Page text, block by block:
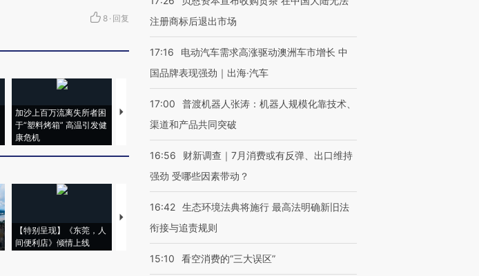
8 · 回复
加沙上百万流离失所者困
于“塑料烤箱” 高温引发健
康危机
视线｜HYROX的吸金
术：是什么让中产们甘
心“花钱找虐”？
粒摇头丸 尿检体内含3种
毒品
育部长拱下台
【特别呈现】《东莞，人
间便利店》倾情上线
【推广】走进第四届链博
会，让数智科技“链”接产
有意思的生活方式·第三对
住三大增长引擎是什么？
注册商标后退出市场
17:16
电动汽车需求高涨驱动澳洲车市增长 中
国品牌表现强劲｜出海·汽车
17:00
普渡机器人张涛：机器人规模化靠技术、
渠道和产品共同突破
16:56
财新调查｜7月消费或有反弹、出口维持
强劲 受哪些因素带动？
16:42 生态环境法典将施行 最高法明确新旧法
衔接与追责规则
15:10 看空消费的“三大误区”